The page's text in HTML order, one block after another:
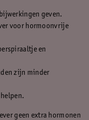
geven.
voor hormoonvrije
en
zijn minder
geen extra hormonen